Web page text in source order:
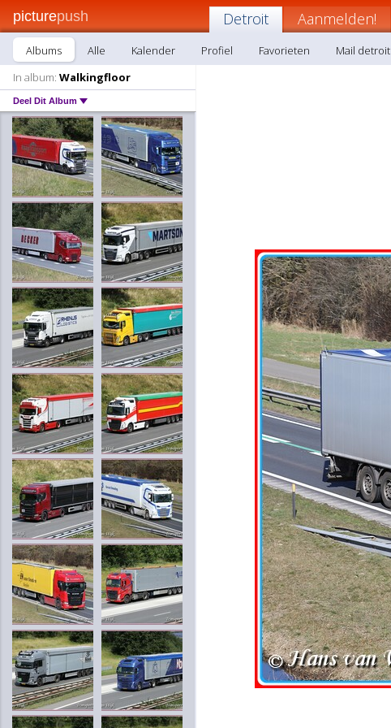
picturepush Detroit Aanmelden!
Albums Alle Kalender Profiel Favorieten
Mail detroit
In album: Walkingfloor
Deel Dit Album